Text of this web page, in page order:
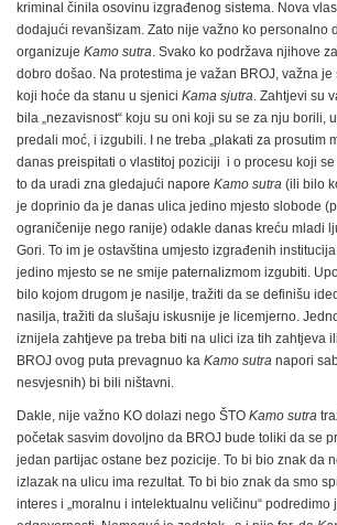
kriminal činila osovinu izgrađenog sistema. Nova
dodajući revanšizam. Zato nije važno ko personalno
organizuje Kamo sutra. Svako ko podržava njihove
dobro došao. Na protestima je važan BROJ, važna
koji hoće da stanu u sjenici Kama sjutra. Zahtjevi su
bila „nezavisnost“ koju su oni koji su se za nju borili,
predali moć, i izgubili. I ne treba „plakati za prosutim
danas preispitati o vlastitoj poziciji i o procesu koji
to da uradi zna gledajući napore Kamo sutra (ili bilo
je doprinio da je danas ulica jedino mjesto slobode
ograničenije nego ranije) odakle danas kreću mladi
Gori. To im je ostavština umjesto izgrađenih
jedino mjesto se ne smije paternalizmom izgubiti.
bilo kojom drugom je nasilje, tražiti da se definišu
nasilja, tražiti da slušaju iskusnije je licemjerno.
iznijela zahtjeve pa treba biti na ulici iza tih zahtjeva
BROJ ovog puta prevagnuo ka Kamo sutra napori
nesvjesnih) bi bili ništavni.
Dakle, nije važno KO dolazi nego ŠTO Kamo sutra
početak sasvim dovoljno da BROJ bude toliki da se
jedan partijac ostane bez pozicije. To bi bio znak da
izlazak na ulicu ima rezultat. To bi bio znak da smo
interes i „moralnu i intelektualnu veličinu“ podredimo